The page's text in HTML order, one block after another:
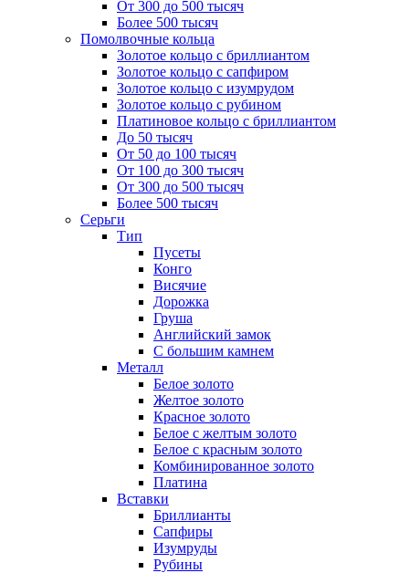
От 300 до 500 тысяч
Более 500 тысяч
Помолвочные кольца
Золотое кольцо с бриллиантом
Золотое кольцо с сапфиром
Золотое кольцо с изумрудом
Золотое кольцо с рубином
Платиновое кольцо с бриллиантом
До 50 тысяч
От 50 до 100 тысяч
От 100 до 300 тысяч
От 300 до 500 тысяч
Более 500 тысяч
Серьги
Тип
Пусеты
Конго
Висячие
Дорожка
Груша
Английский замок
С большим камнем
Металл
Белое золото
Желтое золото
Красное золото
Белое с желтым золото
Белое с красным золото
Комбинированное золото
Платина
Вставки
Бриллианты
Сапфиры
Изумруды
Рубины